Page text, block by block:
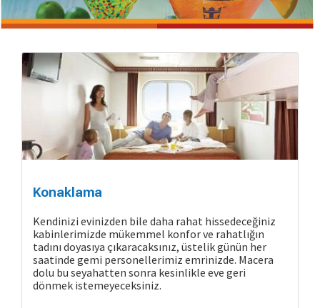
Konaklama
Kendinizi evinizden bile daha rahat hissedeceğiniz
kabinlerimizde mükemmel konfor ve rahatlığın
tadını doyasıya çıkaracaksınız, üstelik günün her
saatinde gemi personellerimiz emrinizde. Macera
dolu bu seyahatten sonra kesinlikle eve geri
dönmek istemeyeceksiniz.